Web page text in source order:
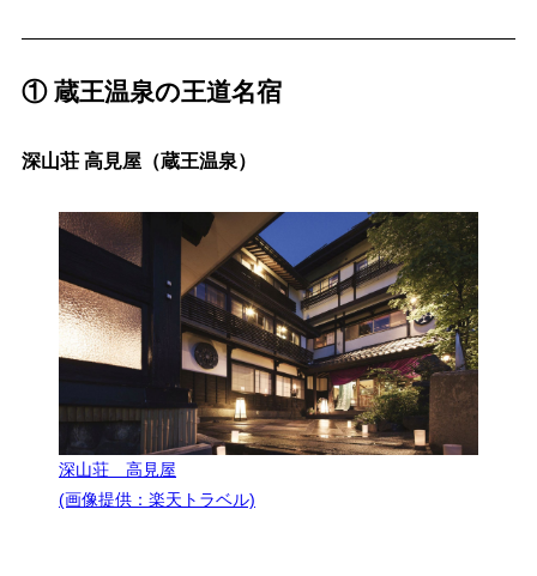
① 蔵王温泉の王道名宿
深山荘 高見屋（蔵王温泉）
深山荘 高見屋
(画像提供：楽天トラベル)